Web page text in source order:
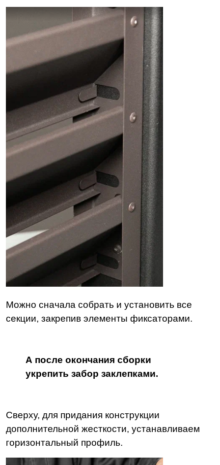
Можно сначала собрать и установить все
секции, закрепив элементы фиксаторами.
А после окончания сборки
укрепить забор заклепками.
Сверху, для придания конструкции
дополнительной жесткости, устанавливаем
горизонтальный профиль.